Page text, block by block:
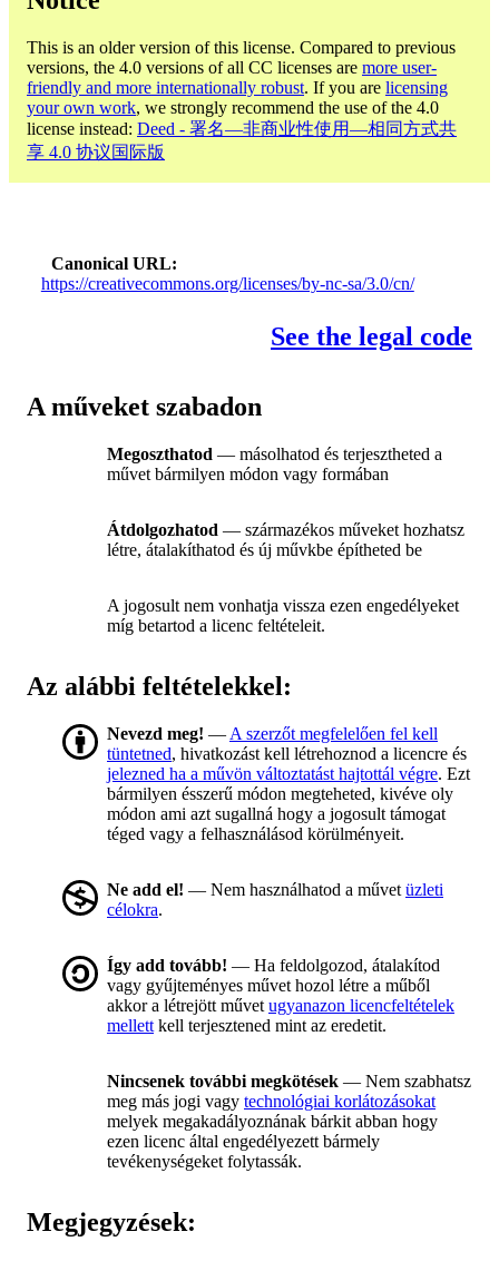
This is an older version of this license. Compared to previous
versions, the 4.0 versions of all CC licenses are more user-
friendly and more internationally robust. If you are licensing
your own work, we strongly recommend the use of the 4.0
license instead: Deed - 署名—非商业性使用—相同方式共
享 4.0 协议国际版
Canonical URL
https://creativecommons.org/licenses/by-nc-sa/3.0/cn/
See the legal code
A műveket szabadon
Megoszthatod — másolhatod és terjesztheted a
művet bármilyen módon vagy formában
Átdolgozhatod — származékos műveket hozhatsz
létre, átalakíthatod és új művkbe építheted be
A jogosult nem vonhatja vissza ezen engedélyeket
míg betartod a licenc feltételeit.
Az alábbi feltételekkel:
Nevezd meg! — A szerzőt megfelelően fel kell
tüntetned, hivatkozást kell létrehoznod a licencre és
jelezned ha a művön változtatást hajtottál végre. Ezt
bármilyen ésszerű módon megteheted, kivéve oly
módon ami azt sugallná hogy a jogosult támogat
téged vagy a felhasználásod körülményeit.
Ne add el! — Nem használhatod a művet üzleti
célokra.
Így add tovább! — Ha feldolgozod, átalakítod
vagy gyűjteményes művet hozol létre a műből
akkor a létrejött művet ugyanazon licencfeltételek
mellett kell terjesztened mint az eredetit.
Nincsenek további megkötések — Nem szabhatsz
meg más jogi vagy technológiai korlátozásokat
melyek megakadályoznának bárkit abban hogy
ezen licenc által engedélyezett bármely
tevékenységeket folytassák.
Megjegyzések: